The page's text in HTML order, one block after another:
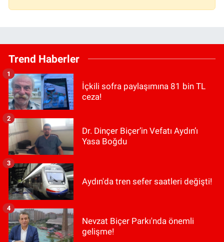
Trend Haberler
İçkili sofra paylaşımına 81 bin TL
ceza!
1
Dr. Dinçer Biçer’in Vefatı Aydın’ı
Yasa Boğdu
2
Aydın'da tren sefer saatleri değişti!
3
Nevzat Biçer Parkı'nda önemli
gelişme!
4